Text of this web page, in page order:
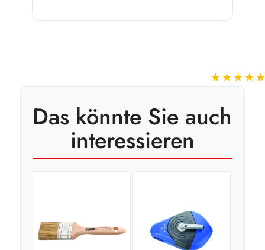
Das könnte Sie auch
interessieren